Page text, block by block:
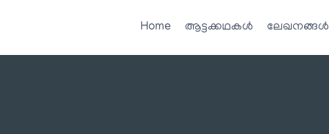
Home ആട്ടക്കഥകൾ ലേഖനങ്ങൾ